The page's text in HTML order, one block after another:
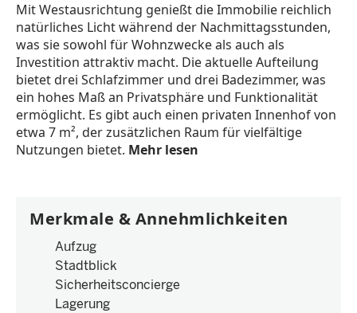
Mit Westausrichtung genießt die Immobilie reichlich
natürliches Licht während der Nachmittagsstunden,
was sie sowohl für Wohnzwecke als auch als
Investition attraktiv macht. Die aktuelle Aufteilung
bietet drei Schlafzimmer und drei Badezimmer, was
ein hohes Maß an Privatsphäre und Funktionalität
ermöglicht. Es gibt auch einen privaten Innenhof von
etwa 7 m², der zusätzlichen Raum für vielfältige
Nutzungen bietet. Mehr lesen
Merkmale & Annehmlichkeiten
Aufzug
Stadtblick
Sicherheitsconcierge
Lagerung